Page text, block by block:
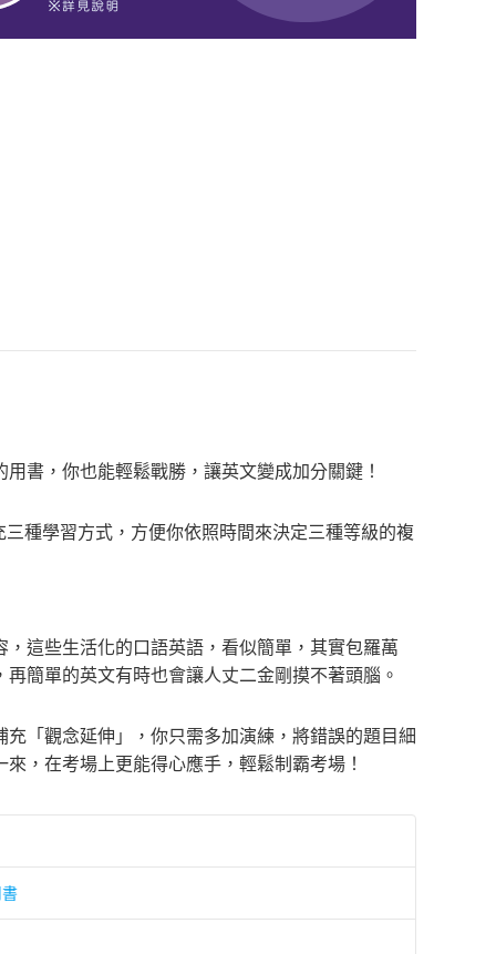
書，你也能輕鬆戰勝，讓英文變成加分關鍵！
種學習方式，方便你依照時間來決定三種等級的複
這些生活化的口語英語，看似簡單，其實包羅萬
簡單的英文有時也會讓人丈二金剛摸不著頭腦。
「觀念延伸」，你只需多加演練，將錯誤的題目細
，在考場上更能得心應手，輕鬆制霸考場！